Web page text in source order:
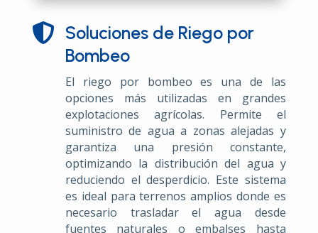
 Soluciones de Riego por
Bombeo
El riego por bombeo es una de las
opciones más utilizadas en grandes
explotaciones agrícolas. Permite el
suministro de agua a zonas alejadas y
garantiza una presión constante,
optimizando la distribución del agua y
reduciendo el desperdicio. Este sistema
es ideal para terrenos amplios donde es
necesario trasladar el agua desde
fuentes naturales o embalses hasta